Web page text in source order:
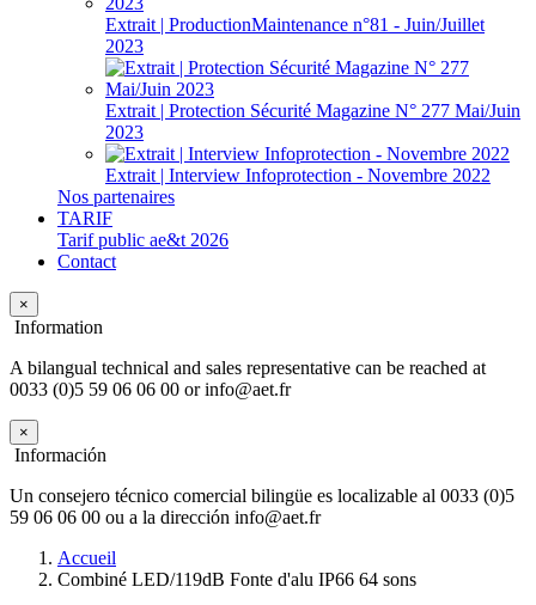
Extrait | ProductionMaintenance n°81 - Juin/Juillet
2023
Extrait | Protection Sécurité Magazine N° 277 Mai/Juin
2023
Extrait | Interview Infoprotection - Novembre 2022
Nos partenaires
TARIF
Tarif public ae&t 2026
Contact
×
Information
A bilangual technical and sales representative can be reached at
0033 (0)5 59 06 06 00 or info@aet.fr
×
Información
Un consejero técnico comercial bilingüe es localizable al 0033 (0)5
59 06 06 00 ou a la dirección info@aet.fr
Accueil
Combiné LED/119dB Fonte d'alu IP66 64 sons